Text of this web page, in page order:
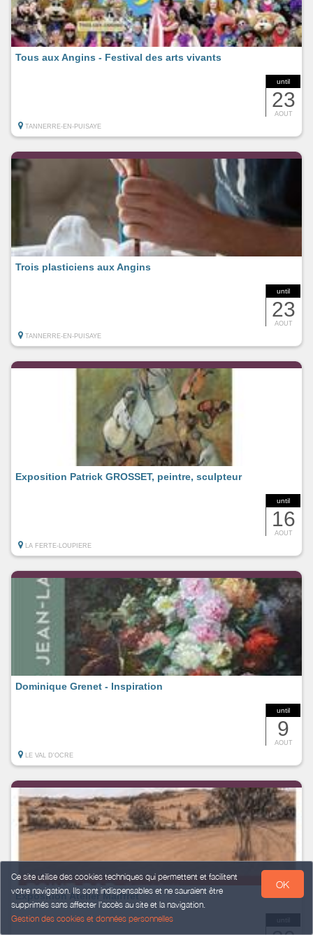
Ce site utilise des cookies techniques qui permettent et facilitent
votre navigation. Ils sont indispensables et ne sauraient être
supprimés sans affecter l’accès au site et la navigation.
Gestion des cookies et données personnelles
OK
until
23
AOUT
Tous aux Angins - Festival des arts vivants
TANNERRE-EN-PUISAYE
until
23
AOUT
Trois plasticiens aux Angins
TANNERRE-EN-PUISAYE
until
16
AOUT
Exposition Patrick GROSSET, peintre, sculpteur
LA FERTE-LOUPIERE
until
9
AOUT
Dominique Grenet - Inspiration
LE VAL D'OCRE
Exposition Atelier Maiffret